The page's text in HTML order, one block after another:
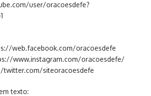
user/oracoesdefe?
web.facebook.com/oracoesdefe
www.instagram.com/oracoesdefe/
twitter.com/siteoracoesdefe
texto: